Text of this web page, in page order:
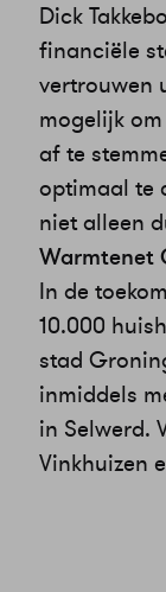
Dick
financiële
vertrouwen
mogelijk
af te
optimaal te
niet alleen
Warmtenet
In de
10.000
stad
inmiddels
in Selwerd.
Vinkhuizen